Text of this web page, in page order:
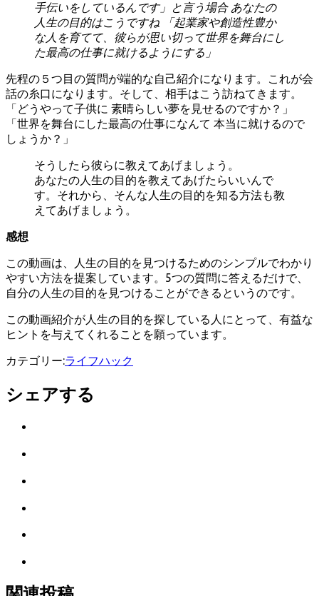
手伝いをしているんです」と言う場合 あなたの
人生の目的はこうですね 「起業家や創造性豊か
な人を育てて、彼らが思い切って世界を舞台にし
た最高の仕事に就けるようにする」
先程の５つ目の質問が端的な自己紹介になります。これが会
話の糸口になります。そして、相手はこう訪ねてきます。
「どうやって子供に 素晴らしい夢を見せるのですか？」
「世界を舞台にした最高の仕事になんて 本当に就けるので
しょうか？」
そうしたら彼らに教えてあげましょう。
あなたの人生の目的を教えてあげたらいいんで
す。それから、そんな人生の目的を知る方法も教
えてあげましょう。
感想
この動画は、人生の目的を見つけるためのシンプルでわかり
やすい方法を提案しています。5つの質問に答えるだけで、
自分の人生の目的を見つけることができるというのです。
この動画紹介が人生の目的を探している人にとって、有益な
ヒントを与えてくれることを願っています。
カテゴリー:ライフハック
シェアする
に
購